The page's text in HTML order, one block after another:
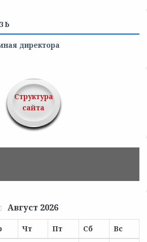
директора
Структура
сайта
Август 2026
Чт Пт Сб
Вс